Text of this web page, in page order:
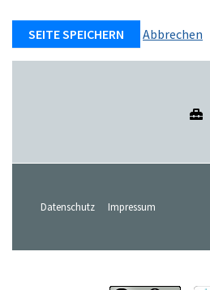
Abbrechen
Datenschutz Impressum